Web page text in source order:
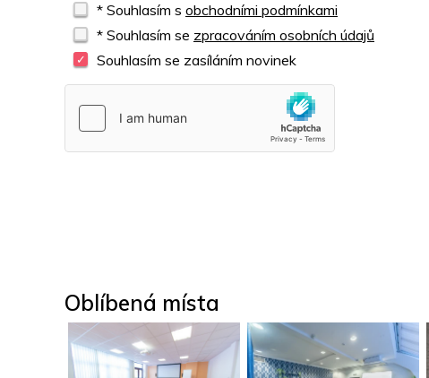
* Souhlasím s obchodními podmínkami
* Souhlasím se zpracováním osobních údajů
Souhlasím se zasíláním novinek
Oblíbená místa